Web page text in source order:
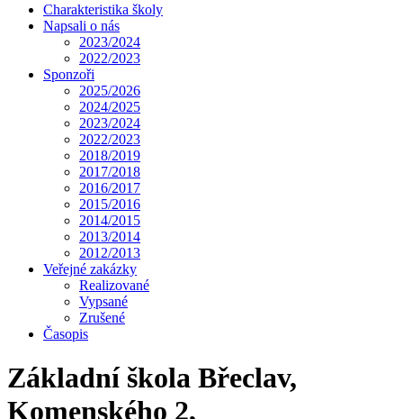
Charakteristika školy
Napsali o nás
2023/2024
2022/2023
Sponzoři
2025/2026
2024/2025
2023/2024
2022/2023
2018/2019
2017/2018
2016/2017
2015/2016
2014/2015
2013/2014
2012/2013
Veřejné zakázky
Realizované
Vypsané
Zrušené
Časopis
Základní škola Břeclav,
Komenského 2,